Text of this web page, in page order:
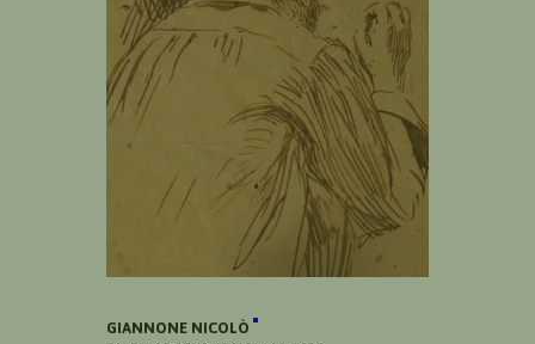
GIANNONE NICOLÒ